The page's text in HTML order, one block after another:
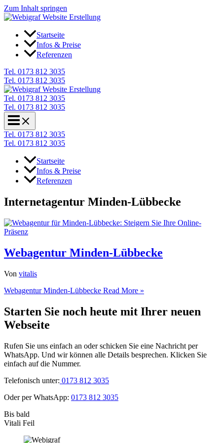
Zum Inhalt springen
Startseite
Infos & Preise
Referenzen
Tel. 0173 812 3035
Tel. 0173 812 3035
Tel. 0173 812 3035
Tel. 0173 812 3035
Tel. 0173 812 3035
Tel. 0173 812 3035
Startseite
Infos & Preise
Referenzen
Internetagentur Minden-Lübbecke
Webagentur Minden-Lübbecke
Von vitalis
Webagentur Minden-Lübbecke Read More »
Starten Sie noch heute mit Ihrer neuen
Webseite
Rufen Sie uns einfach an oder schicken Sie eine Nachricht per
WhatsApp. Und wir können alle Details besprechen. Klicken Sie
einfach auf die Nummer.
Telefonisch unter: 0173 812 3035
Oder per WhatsApp: 0173 812 3035
Bis bald
Vitali Feil